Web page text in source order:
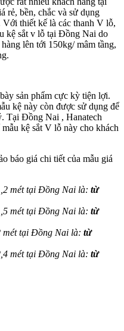
rẻ, bền, chắc và sử dụng
thiết kế là các thanh V lỗ,
kệ sắt v lỗ tại Đồng Nai do
lên tới 150kg/ mâm tầng,
sản phẩm cực kỳ tiện lợi.
kệ này còn được sử dụng để
Tại Đồng Nai , Hanatech
kệ sắt V lỗ này cho khách
báo giá chi tiết của mẫu giá
mét tại Đồng Nai là: từ
mét tại Đồng Nai là: từ
mét tại Đồng Nai là: từ
mét tại Đồng Nai là: từ